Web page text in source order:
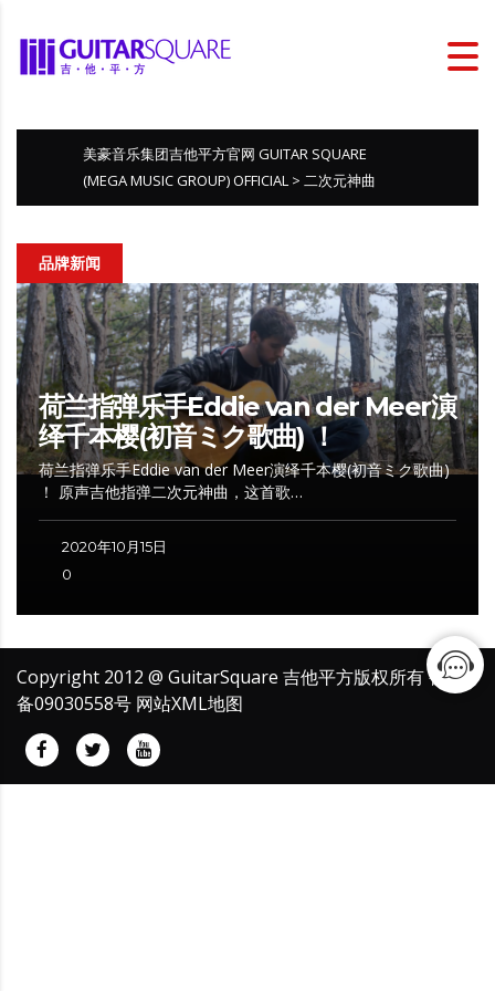
美豪音乐集团吉他平方官网 GUITAR SQUARE
(MEGA MUSIC GROUP) OFFICIAL > 二次元神曲
品牌新闻
荷兰指弹乐手Eddie van der Meer演
绎千本樱(初音ミク歌曲) ！
荷兰指弹乐手Eddie van der Meer演绎千本樱(初音ミク歌曲)
！ 原声吉他指弹二次元神曲，这首歌…
2020年10月15日
0
Copyright 2012 @ GuitarSquare 吉他平方版权所有鲁ICP
备09030558号 网站XML地图